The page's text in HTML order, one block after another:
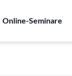
Online-Seminare